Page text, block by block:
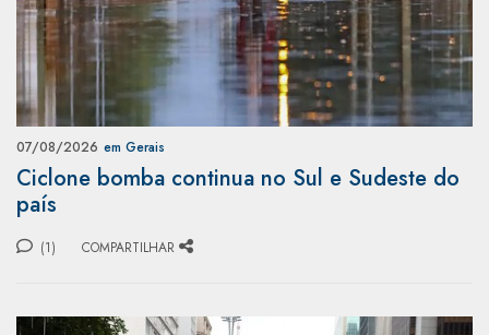
07/08/2026 em Gerais
Ciclone bomba continua no Sul e Sudeste do
país
(1) COMPARTILHAR